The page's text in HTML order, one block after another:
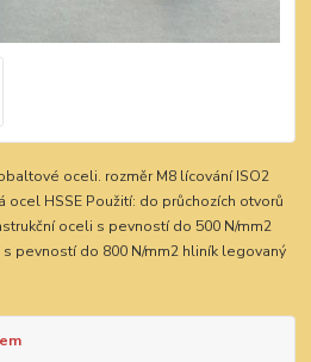
oceli. rozměr M8 lícování ISO2
HSSE Použití: do průchozích otvorů
oceli s pevností do 500 N/mm2
pevností do 800 N/mm2 hliník legovaný